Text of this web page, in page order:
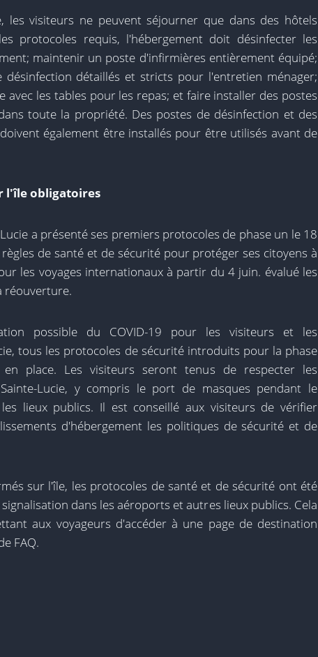
les visiteurs ne peuvent séjourner que dans des hôtels
protocoles requis, l'hébergement doit désinfecter les
maintenir un poste d'infirmières entièrement équipé;
désinfection détaillés et stricts pour l'entretien ménager;
avec les tables pour les repas; et faire installer des postes
toute la propriété. Des postes de désinfection et des
également être installés pour être utilisés avant de
l'île obligatoires
a présenté ses premiers protocoles de phase un le 18
de santé et de sécurité pour protéger ses citoyens à
les voyages internationaux à partir du 4 juin. évalué les
réouverture.
possible du COVID-19 pour les visiteurs et les
tous les protocoles de sécurité introduits pour la phase
place. Les visiteurs seront tenus de respecter les
Lucie, y compris le port de masques pendant le
lieux publics. Il est conseillé aux visiteurs de vérifier
d'hébergement les politiques de sécurité et de
sur l'île, les protocoles de santé et de sécurité ont été
dans les aéroports et autres lieux publics. Cela
aux voyageurs d'accéder à une page de destination
FAQ.